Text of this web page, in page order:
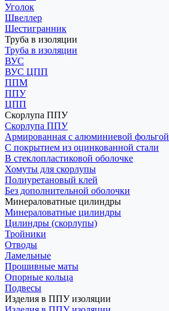
Уголок
Швеллер
Шестигранник
Труба в изоляции
Труба в изоляции
ВУС
ВУС ЦПП
ППМ
ППУ
ЦПП
Скорлупа ППУ
Скорлупа ППУ
Армированная с алюминиевой фольгой
С покрытием из оцинкованной стали
В стеклопластиковой оболочке
Хомуты для скорлупы
Полиуретановый клей
Без дополнительной оболочки
Минераловатные цилиндры
Минераловатные цилиндры
Цилиндры (скорлупы)
Тройники
Отводы
Ламельные
Прошивные маты
Опорные кольца
Подвесы
Изделия в ППУ изоляции